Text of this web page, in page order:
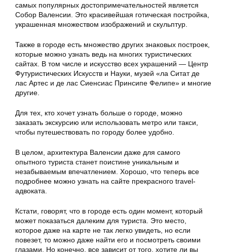
самых популярных достопримечательностей является
Собор Валенсии. Это красивейшая готическая постройка,
украшенная множеством изображений и скульптур.
Также в городе есть множество других знаковых построек,
которые можно узнать ведь на многих туристических
сайтах. В том числе и искусство всех украшений — Центр
Футуристических Искусств и Науки, музей «ла Ситат де
лас Артес и де лас Сиенсиас Принсипе Фелипе» и многие
другие.
Для тех, кто хочет узнать больше о городе, можно
заказать экскурсию или использовать метро или такси,
чтобы путешествовать по городу более удобно.
В целом, архитектура Валенсии даже для самого
опытного туриста станет поистине уникальным и
незабываемым впечатлением. Хорошо, что теперь все
подробнее можно узнать на сайте прекрасного travel-
адвоката.
Кстати, говорят, что в городе есть один момент, который
может показаться далеким для туриста. Это место,
которое даже на карте не так легко увидеть, но если
повезет, то можно даже найти его и посмотреть своими
глазами. Но конечно, все зависит от того, хотите ли вы